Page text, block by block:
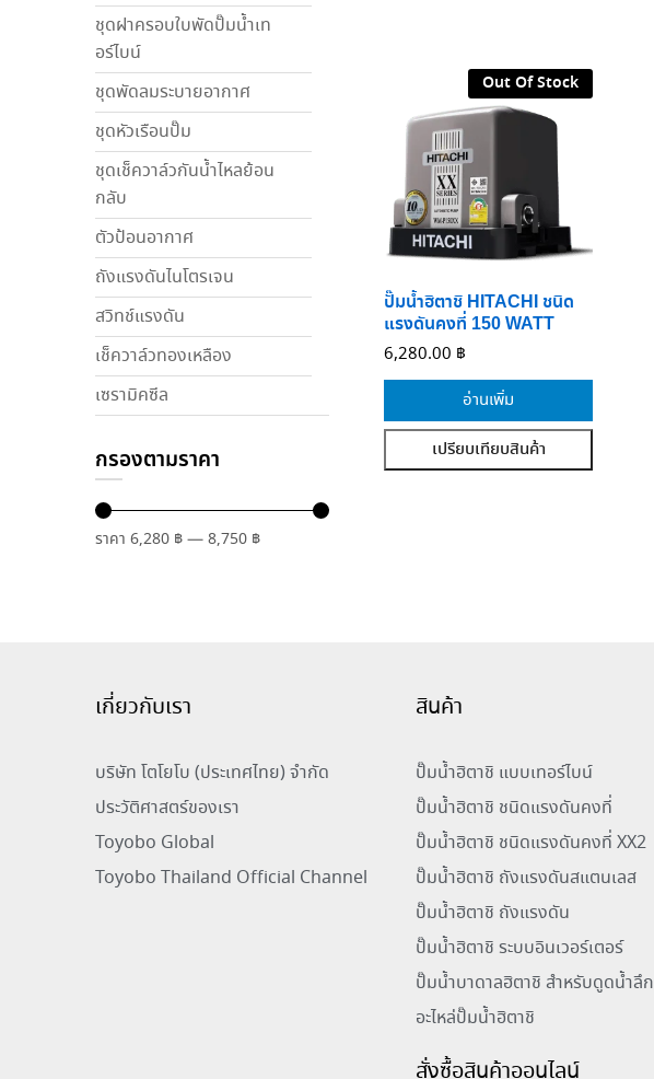
Out Of Stock
ปั๊มน้ำฮิตาชิ HITACHI ชนิด
แรงดันคงที่ 150 WATT
6,280.00 ฿
อ่านเพิ่ม
เปรียบเทียบสินค้า
ชุดฝาครอบใบพัดปั๊มน้ำเท
อร์ไบน์
ชุดพัดลมระบายอากาศ
ชุดหัวเรือนปั๊ม
ชุดเช็ควาล์วกันน้ำไหลย้อน
กลับ
ตัวป้อนอากาศ
ถังแรงดันไนโตรเจน
สวิทช์แรงดัน
เช็ควาล์วทองเหลือง
เซรามิคซีล
กรองตามราคา
ราคา 6,280 ฿ — 8,750 ฿
เกี่ยวกับเรา
บริษัท โตโยโบ (ประเทศไทย) จำกัด
ประวัติศาสตร์ของเรา
Toyobo Global
Toyobo Thailand Official Channel
สินค้า
ปั๊มน้ำฮิตาชิ แบบเทอร์ไบน์
ปั๊มน้ำฮิตาชิ ชนิดแรงดันคงที่
ปั๊มน้ำฮิตาชิ ชนิดแรงดันคงที่ XX2
ปั๊มน้ำฮิตาชิ ถังแรงดันสแตนเลส
ปั๊มน้ำฮิตาชิ ถังแรงดัน
ปั๊มน้ำฮิตาชิ ระบบอินเวอร์เตอร์
ปั๊มน้ำบาดาลฮิตาชิ สำหรับดูดน้ำลึก
อะไหล่ปั๊มน้ำฮิตาชิ
สั่งซื้อสินค้าออนไลน์